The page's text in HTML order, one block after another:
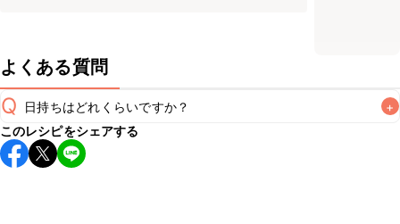
よくある質問
Q 日持ちはどれくらいですか？ +
保存期間は冷蔵で当日中が目安です。なるべくお早めにお召
し上がりください。
このレシピをシェアする